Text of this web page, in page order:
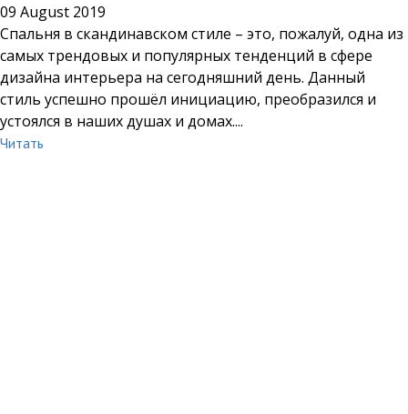
09 August 2019
Спальня в скандинавском стиле – это, пожалуй, одна из
самых трендовых и популярных тенденций в сфере
дизайна интерьера на сегодняшний день. Данный
стиль успешно прошёл инициацию, преобразился и
устоялся в наших душах и домах....
Читать